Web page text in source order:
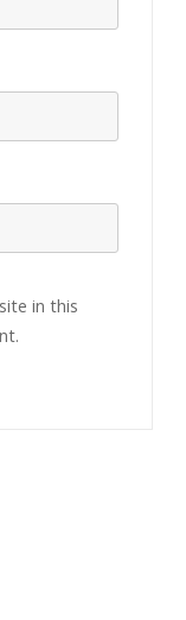
in this